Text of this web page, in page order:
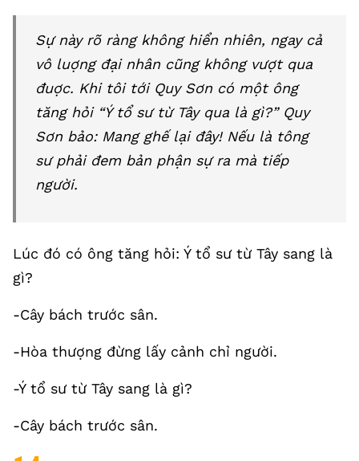
Sự này rõ ràng không hiển nhiên, ngay cả
vô luợng đại nhân cũng không vượt qua
đuợc. Khi tôi tới Quy Sơn có một ông
tăng hỏi “Ý tổ sư từ Tây qua là gì?” Quy
Sơn bảo: Mang ghế lại đây! Nếu là tông
sư phải đem bản phận sự ra mà tiếp
người.
Lúc đó có ông tăng hỏi: Ý tổ sư từ Tây sang là
gì?
-Cây bách trước sân.
-Hòa thượng đừng lấy cảnh chỉ người.
-Ý tổ sư từ Tây sang là gì?
-Cây bách trước sân.